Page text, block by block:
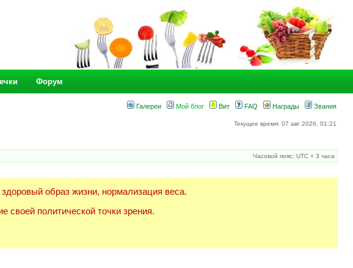
Форум
Галереи Мой блог Вит FAQ Награды Звания
Текущее время: 07 авг 2026, 01:21
Часовой пояс: UTC + 3 часа
образ жизни, нормализация веса.
своей политической точки зрения.